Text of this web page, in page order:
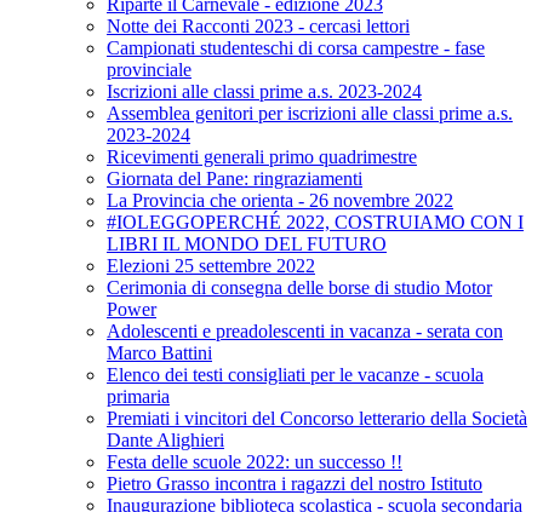
Riparte il Carnevale - edizione 2023
Notte dei Racconti 2023 - cercasi lettori
Campionati studenteschi di corsa campestre - fase
provinciale
Iscrizioni alle classi prime a.s. 2023-2024
Assemblea genitori per iscrizioni alle classi prime a.s.
2023-2024
Ricevimenti generali primo quadrimestre
Giornata del Pane: ringraziamenti
La Provincia che orienta - 26 novembre 2022
#IOLEGGOPERCHÉ 2022, COSTRUIAMO CON I
LIBRI IL MONDO DEL FUTURO
Elezioni 25 settembre 2022
Cerimonia di consegna delle borse di studio Motor
Power
Adolescenti e preadolescenti in vacanza - serata con
Marco Battini
Elenco dei testi consigliati per le vacanze - scuola
primaria
Premiati i vincitori del Concorso letterario della Società
Dante Alighieri
Festa delle scuole 2022: un successo !!
Pietro Grasso incontra i ragazzi del nostro Istituto
Inaugurazione biblioteca scolastica - scuola secondaria